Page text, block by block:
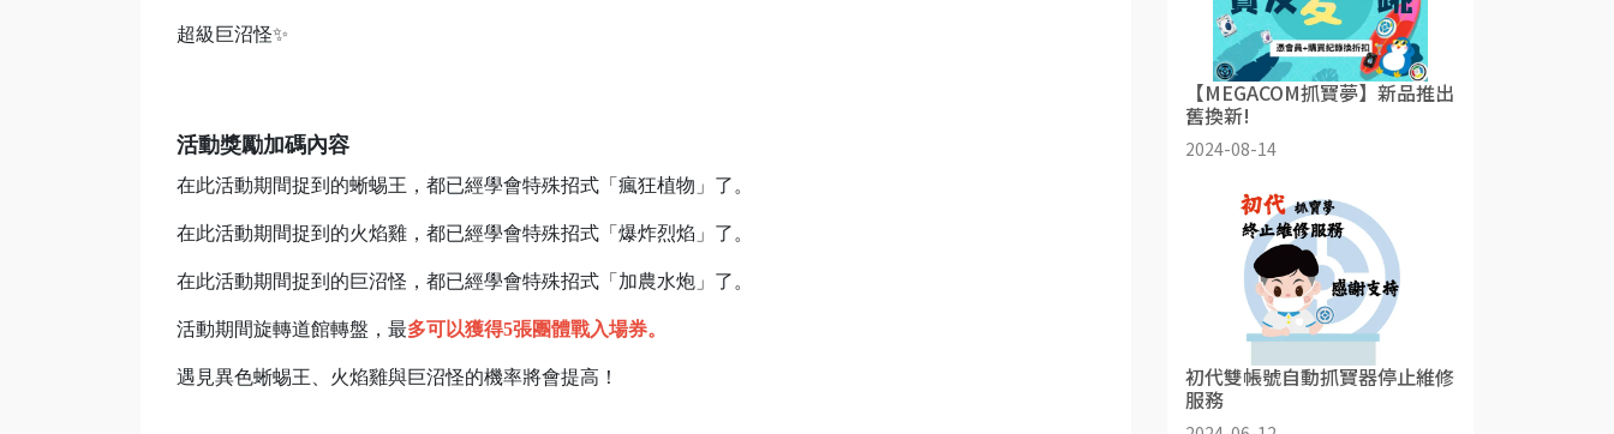
超級巨沼怪✨
活動獎勵加碼內容
在此活動期間捉到的蜥蜴王，都已經學會特殊招式「瘋狂植物」了。
在此活動期間捉到的火焰雞，都已經學會特殊招式「爆炸烈焰」了。
在此活動期間捉到的巨沼怪，都已經學會特殊招式「加農水炮」了。
活動期間旋轉道館轉盤，最多可以獲得5張團體戰入場券。
遇見異色蜥蜴王、火焰雞與巨沼怪的機率將會提高！
【MEGACOM抓寶夢】新品推出
舊換新!
2024-08-14
初代雙帳號自動抓寶器停止維修
服務